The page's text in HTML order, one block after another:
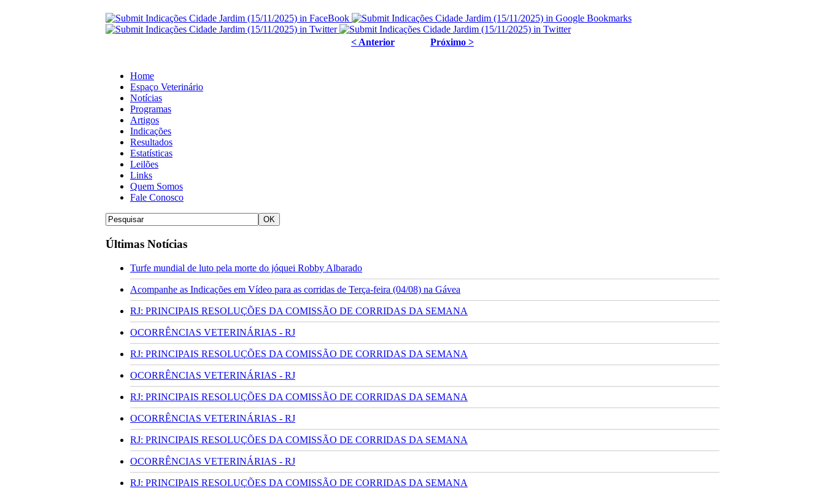
< Anterior Próximo >
Home
Espaço Veterinário
Notícias
Programas
Artigos
Indicações
Resultados
Estatísticas
Leilões
Links
Quem Somos
Fale Conosco
Últimas Notícias
Turfe mundial de luto pela morte do jóquei Robby Albarado
Acompanhe as Indicações em Vídeo para as corridas de Terça-feira (04/08) na Gávea
RJ: PRINCIPAIS RESOLUÇÕES DA COMISSÃO DE CORRIDAS DA SEMANA
OCORRÊNCIAS VETERINÁRIAS - RJ
RJ: PRINCIPAIS RESOLUÇÕES DA COMISSÃO DE CORRIDAS DA SEMANA
OCORRÊNCIAS VETERINÁRIAS - RJ
RJ: PRINCIPAIS RESOLUÇÕES DA COMISSÃO DE CORRIDAS DA SEMANA
OCORRÊNCIAS VETERINÁRIAS - RJ
RJ: PRINCIPAIS RESOLUÇÕES DA COMISSÃO DE CORRIDAS DA SEMANA
OCORRÊNCIAS VETERINÁRIAS - RJ
RJ: PRINCIPAIS RESOLUÇÕES DA COMISSÃO DE CORRIDAS DA SEMANA